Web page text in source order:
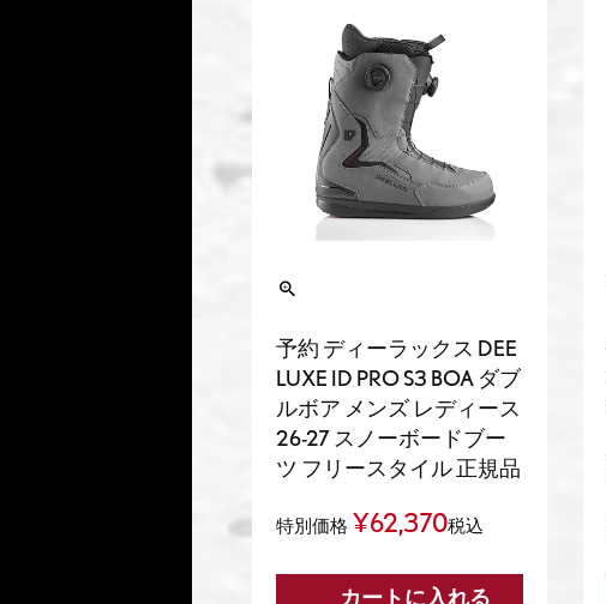
予約 ディーラックス DEE
LUXE ID PRO S3 BOA ダブ
ルボア メンズ レディース
26-27 スノーボードブー
ツ フリースタイル 正規品
特別価格 ¥62,370税込
カートに入れる